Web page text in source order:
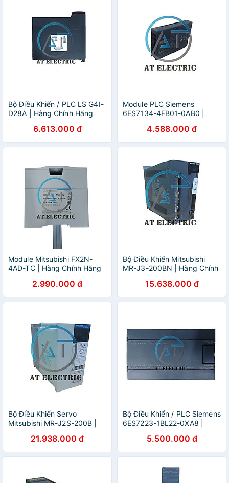
Bộ Điều Khiển / PLC LS G4I-
D28A | Hàng Chính Hãng
6.613.000 đ
Module PLC Siemens
6ES7134-4FB01-0AB0 |
4.588.000 đ
Module Mitsubishi FX2N-
4AD-TC | Hàng Chính Hãng
2.990.000 đ
Bộ Điều Khiển Mitsubishi
MR-J3-200BN | Hàng Chính
15.638.000 đ
Bộ Điều Khiển Servo
Mitsubishi MR-J2S-200B |
21.938.000 đ
Bộ Điều Khiển / PLC Siemens
6ES7223-1BL22-0XA8 |
5.500.000 đ